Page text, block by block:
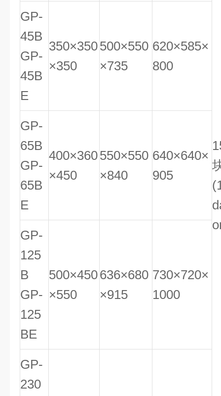
GP-
45B
GP-
45B
E
350×350
×350
500×550
×735
620×585×
800
GP-
65B
GP-
65B
E
400×360
×450
550×550
×840
640×640×
905
GP-
125
B
GP-
125
BE
500×450
×550
636×680
×915
730×720×
1000
GP-
230